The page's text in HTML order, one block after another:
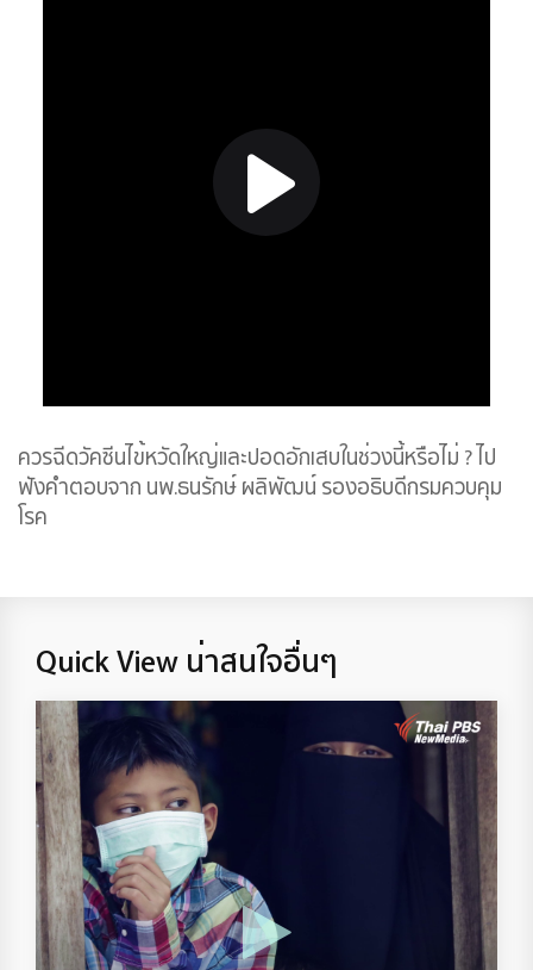
ควรฉีดวัคซีนไข้หวัดใหญ่และปอดอักเสบในช่วงนี้หรือไม่ ? ไป
ฟังคำตอบจาก นพ.ธนรักษ์ ผลิพัฒน์ รองอธิบดีกรมควบคุม
โรค
Quick View น่าสนใจอื่นๆ